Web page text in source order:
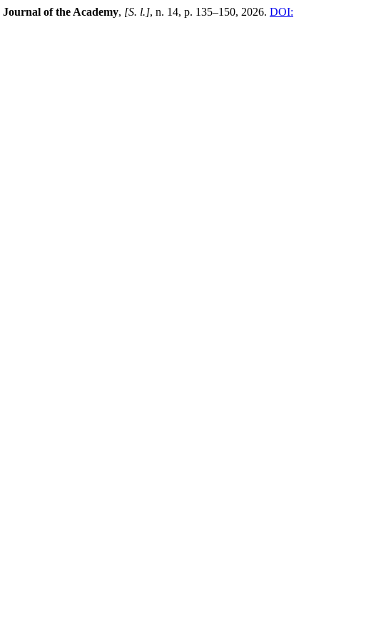
Journal of the Academy, [S. l.], n. 14, p. 135–150, 2026. DOI: